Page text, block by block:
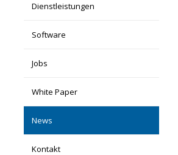
Dienstleistungen
Software
Jobs
White Paper
News
Kontakt